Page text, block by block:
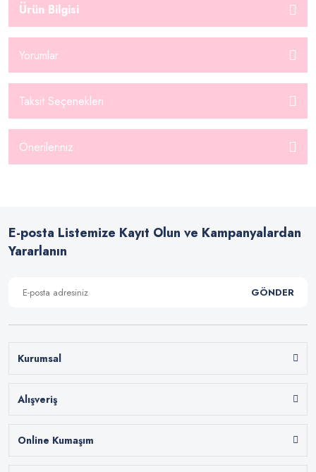
Ürün Bilgisi
Yorumlar
Taksit Seçenekleri
Önerileriniz
E-posta Listemize Kayıt Olun ve Kampanyalardan
Yararlanın
GÖNDER
Kurumsal
Alışveriş
Online Kumaşım